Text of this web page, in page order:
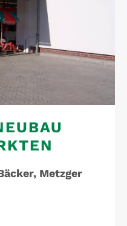
Metzger